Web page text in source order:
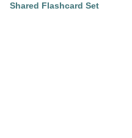
Shared Flashcard Set